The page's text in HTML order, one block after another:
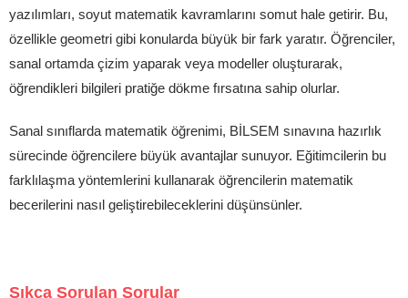
yazılımları, soyut matematik kavramlarını somut hale getirir. Bu,
özellikle geometri gibi konularda büyük bir fark yaratır. Öğrenciler,
sanal ortamda çizim yaparak veya modeller oluşturarak,
öğrendikleri bilgileri pratiğe dökme fırsatına sahip olurlar.
Sanal sınıflarda matematik öğrenimi, BİLSEM sınavına hazırlık
sürecinde öğrencilere büyük avantajlar sunuyor. Eğitimcilerin bu
farklılaşma yöntemlerini kullanarak öğrencilerin matematik
becerilerini nasıl geliştirebileceklerini düşünsünler.
Sıkça Sorulan Sorular